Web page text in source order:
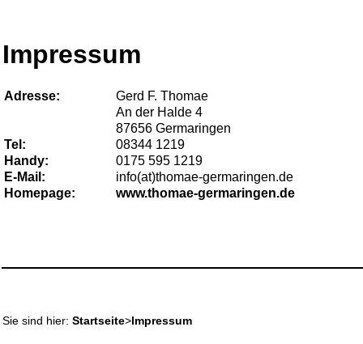
Impressum
Adresse:
Gerd F. Thomae
An der Halde 4
87656 Germaringen
Tel:
08344 1219
Handy:
0175 595 1219
E-Mail:
info(at)thomae-germaringen.de
Homepage:
www.thomae-germaringen.de
Sie sind hier: Startseite>Impressum